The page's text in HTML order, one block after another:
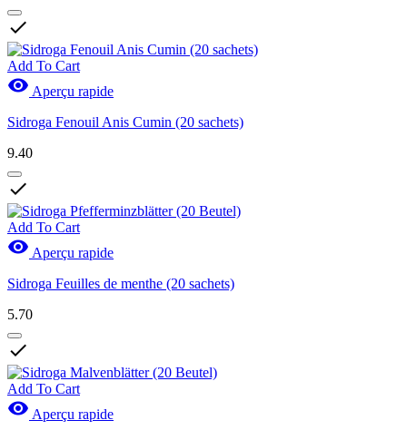

Add To Cart
 Aperçu rapide
Sidroga Fenouil Anis Cumin (20 sachets)
9.40

Add To Cart
 Aperçu rapide
Sidroga Feuilles de menthe (20 sachets)
5.70

Add To Cart
 Aperçu rapide